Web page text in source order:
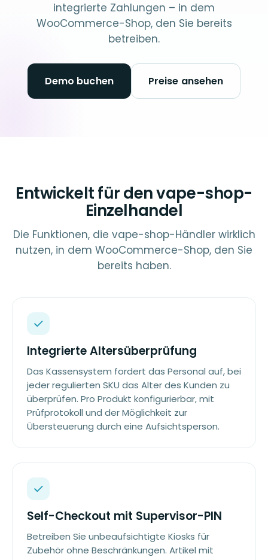
integrierte Zahlungen – in dem
WooCommerce-Shop, den Sie bereits
betreiben.
Demo buchen Preise ansehen
Entwickelt für den vape-shop-
Einzelhandel
Die Funktionen, die vape-shop-Händler wirklich
nutzen, in dem WooCommerce-Shop, den Sie
bereits haben.
Integrierte Altersüberprüfung
Das Kassensystem fordert das Personal auf, bei
jeder regulierten SKU das Alter des Kunden zu
überprüfen. Pro Produkt konfigurierbar, mit
Prüfprotokoll und der Möglichkeit zur
Übersteuerung durch eine Aufsichtsperson.
Self-Checkout mit Supervisor-PIN
Betreiben Sie unbeaufsichtigte Kiosks für
Zubehör ohne Beschränkungen. Artikel mit